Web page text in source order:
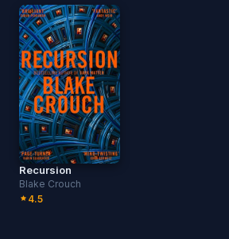
Recursion
Blake Crouch
4.5